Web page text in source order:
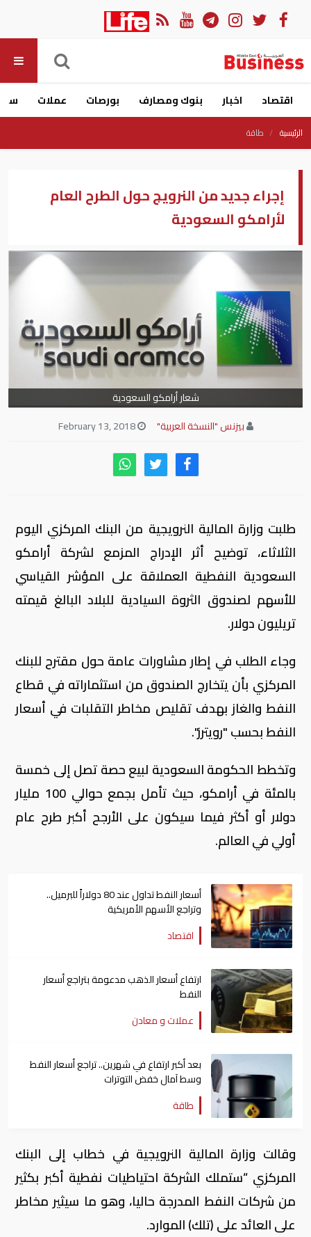
اقتصاد اخبار بنوك ومصارف بورصات عملات
الرئيسية طاقة
إجراء جديد من النرويج حول الطرح العام
لأرامكو السعودية
شعار أرامكو السعودية
بيزنس "النسخة العربية"
February 13, 2018
طلبت وزارة المالية النرويجية من البنك المركزي اليوم
الثلاثاء، توضيح أثر الإدراج المزمع لشركة أرامكو
السعودية النفطية العملاقة على المؤشر القياسي
للأسهم لصندوق الثروة السيادية للبلاد البالغ قيمته
تريليون دولار.
وجاء الطلب في إطار مشاورات عامة حول مقترح للبنك
المركزي بأن يتخارج الصندوق من استثماراته في قطاع
النفط والغاز بهدف تقليص مخاطر التقلبات في أسعار
النفط بحسب "رويترز".
وتخطط الحكومة السعودية لبيع حصة تصل إلى خمسة
بالمئة في أرامكو، حيث تأمل بجمع حوالي 100 مليار
دولار أو أكثر فيما سيكون على الأرجح أكبر طرح عام
أولي في العالم.
أسعار النفط تداول عند 80 دولاراً للبرميل..
وتراجع الأسهم الأمريكية
اقتصاد
ارتفاع أسعار الذهب مدعومة بتراجع أسعار
النفط
عملات و معادن
بعد أكبر ارتفاع في شهرين.. تراجع أسعار النفط
وسط آمال خفض التوترات
طاقة
وقالت وزارة المالية النرويجية في خطاب إلى البنك
المركزي “ستملك الشركة احتياطيات نفطية أكبر بكثير
من شركات النفط المدرجة حاليا، وهو ما سيثير مخاطر
على العائد على (تلك) الموارد.